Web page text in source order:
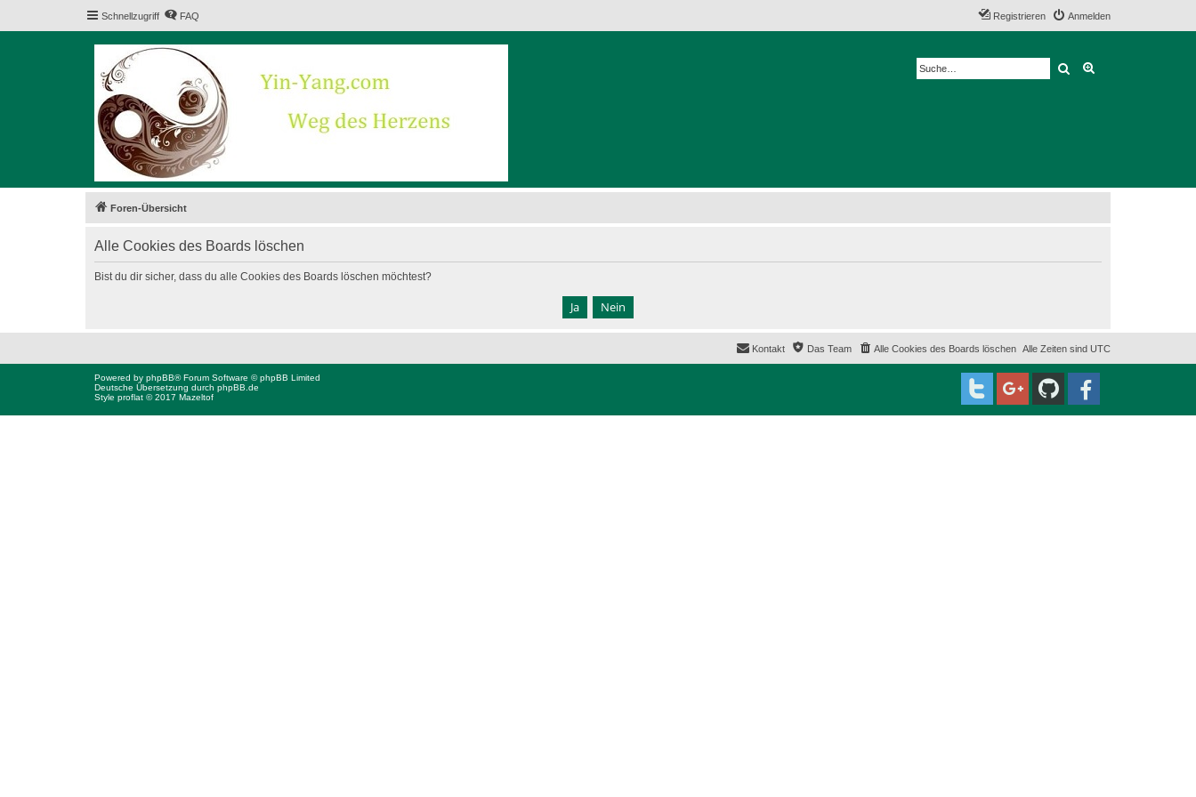
Schnellzugriff FAQ Anmelden
Registrieren
Suche
Foren-Übersicht
Alle Cookies des Boards löschen
Bist du dir sicher, dass du alle Cookies des Boards löschen möchtest?
Alle Zeiten sind UTC
Alle Cookies des Boards löschen
Das Team
Kontakt
Powered by phpBB® Forum Software © phpBB Limited
Deutsche Übersetzung durch phpBB.de
Style proflat © 2017 Mazeltof